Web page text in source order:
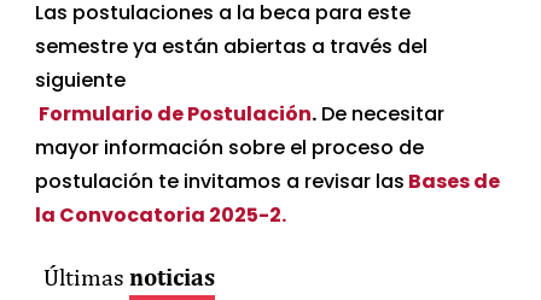
Las postulaciones a la beca para este
semestre ya están abiertas a través del
siguiente
Formulario de Postulación. De necesitar
mayor información sobre el proceso de
postulación te invitamos a revisar las Bases de
la Convocatoria 2025-2.
Últimasnoticias